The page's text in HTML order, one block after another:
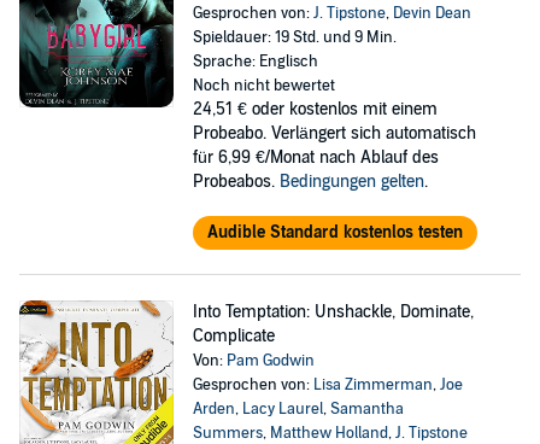
Gesprochen von:J. Tipstone, Devin Dean
Spieldauer: 19 Std. und 9 Min.
Sprache: Englisch
Noch nicht bewertet
24,51 € oder kostenlos mit einem
Probeabo. Verlängert sich automatisch
für 6,99 €/Monat nach Ablauf des
Probeabos. Bedingungen gelten.
Audible Standard kostenlos testen
Into Temptation: Unshackle, Dominate,
Complicate
Von: Pam Godwin
Gesprochen von: Lisa Zimmerman,Joe
Arden, Lacy Laurel,Samantha
Summers, Matthew Holland,J. Tipstone